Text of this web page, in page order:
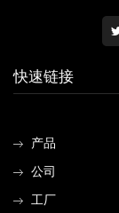
快速链接
产品
公司
工厂